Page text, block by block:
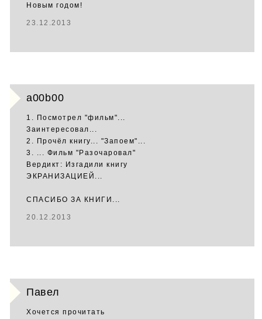
Новым годом!
23.12.2013
a00b00
1. Посмотрел "фильм"...
Заинтересовал...
2. Прочёл книгу... "Запоем"...
3. ... Фильм "Разочаровал"
Вердикт: Изгадили книгу
ЭКРАНИЗАЦИЕЙ...
СПАСИБО ЗА КНИГИ...
20.12.2013
Павел
Хочется прочитать